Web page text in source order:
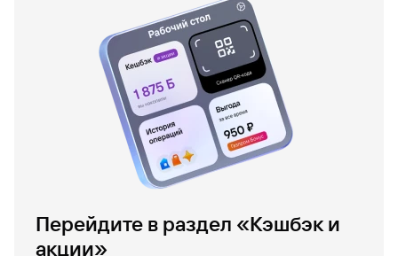
Перейдите в раздел «Кэшбэк и
акции»